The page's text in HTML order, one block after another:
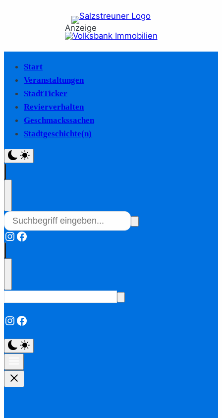
Anzeige
Start
Veranstaltungen
StadtTicker
Revierverhalten
Geschmackssachen
Stadtgeschichte(n)
Instagram
Facebook
Instagram
Facebook